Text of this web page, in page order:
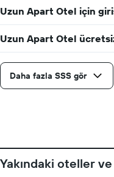
Uzun Apart Otel için
Uzun Apart Otel
Daha fazla SSS gör
Yakındaki oteller